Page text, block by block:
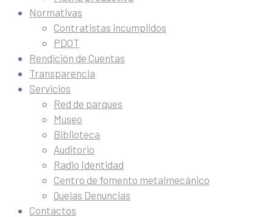
Normativas
Contratistas incumplidos
PDOT
Rendición de Cuentas
Transparencia
Servicios
Red de parques
Museo
Biblioteca
Auditorio
Radio Identidad
Centro de fomento metalmecánico
Quejas Denuncias
Contactos